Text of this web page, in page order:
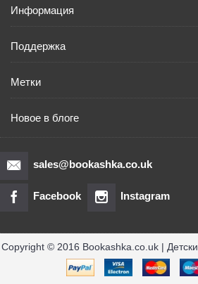
Информация
Поддержка
Метки
Новое в блоге
sales@bookashka.co.uk
Facebook Instagram
Copyright © 2016 Bookashka.co.uk |